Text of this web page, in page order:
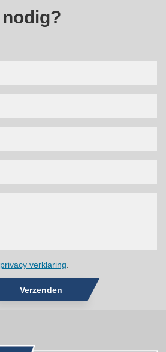
nodig?
privacy verklaring
Verzenden